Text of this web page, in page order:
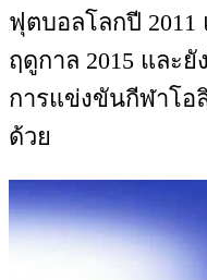
ฟุตบอลโลกปี
ฤดูกาล 2015 และ
การแข่งขันกีฬาโอ
ด้วย